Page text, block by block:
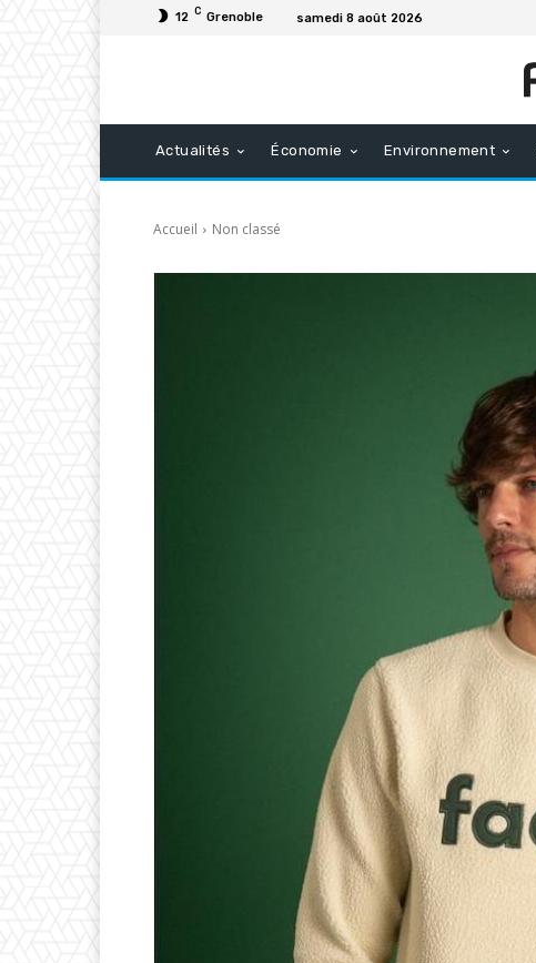
12 C Grenoble samedi 8 août 2026
Actualités Économie Environnement
Accueil Non classé